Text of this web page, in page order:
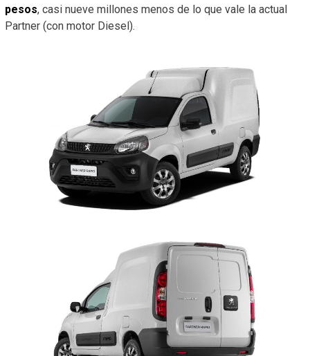
pesos, casi nueve millones menos de lo que vale la actual
Partner (con motor Diesel).